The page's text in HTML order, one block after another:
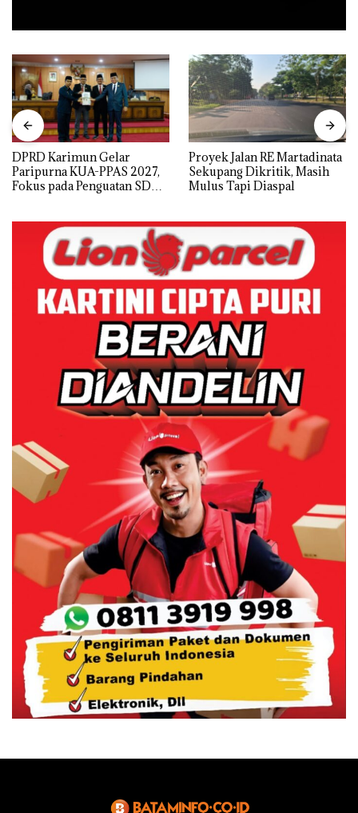
DPRD Karimun Gelar
Paripurna KUA-PPAS 2027,
Fokus pada Penguatan SDM,
Proyek Jalan RE Martadinata
Sekupang Dikritik, Masih
Mulus Tapi Diaspal